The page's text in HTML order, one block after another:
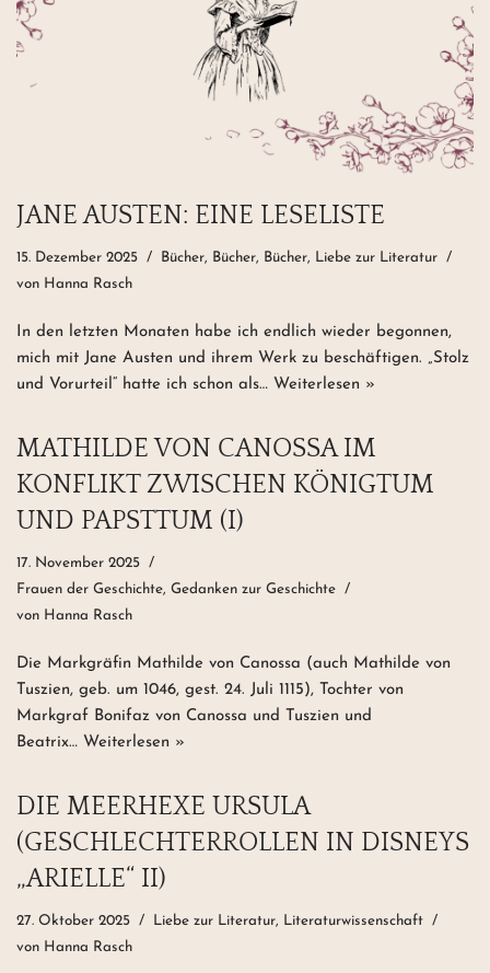
JANE AUSTEN: EINE LESELISTE
15. Dezember 2025 Bücher, Bücher, Bücher, Liebe zur Literatur
von Hanna Rasch
In den letzten Monaten habe ich endlich wieder begonnen,
mich mit Jane Austen und ihrem Werk zu beschäftigen. „Stolz
und Vorurteil“ hatte ich schon als… Weiterlesen »
MATHILDE VON CANOSSA IM
KONFLIKT ZWISCHEN KÖNIGTUM
UND PAPSTTUM (I)
17. November 2025
Frauen der Geschichte, Gedanken zur Geschichte
von Hanna Rasch
Die Markgräfin Mathilde von Canossa (auch Mathilde von
Tuszien, geb. um 1046, gest. 24. Juli 1115), Tochter von
Markgraf Bonifaz von Canossa und Tuszien und
Beatrix… Weiterlesen »
DIE MEERHEXE URSULA
(GESCHLECHTERROLLEN IN DISNEYS
„ARIELLE“ II)
27. Oktober 2025 Liebe zur Literatur, Literaturwissenschaft
von Hanna Rasch